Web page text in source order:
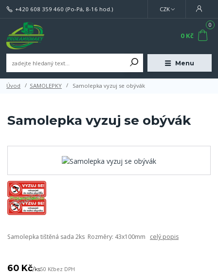
Menu
CZK
+420 608 359 460 (Po-Pá, 8-16 hod.)
0
0 Kč
Úvod SAMOLEPKY Samolepka vyzuj se obývák
Samolepka vyzuj se obývák
Samolepka tištěná sada 2ks Rozměry: 43x100mm celý popis
60 Kč/ks50 Kčbez DPH